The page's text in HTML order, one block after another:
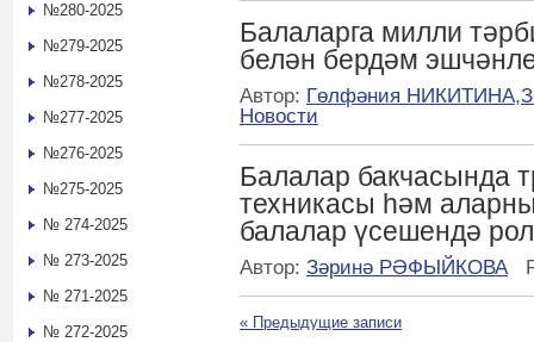
Балаларга милли
белән бердәм
Автор: Гөлфәния НИКИТИНА,
Новости
Балалар бакчасында
техникасы һәм
балалар үсешендә
Автор: Зәринә РӘФЫЙКОВА
« Предыдущие записи
№280-2025
№279-2025
№278-2025
№277-2025
№276-2025
№275-2025
№ 274-2025
№ 273-2025
№ 271-2025
№ 272-2025